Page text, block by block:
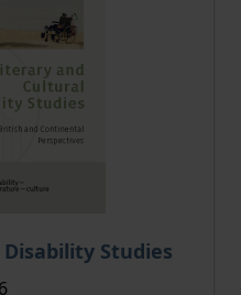
Studies
sich nach der